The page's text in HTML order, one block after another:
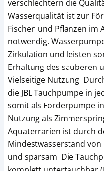
verschlechtern die
Wasserqualität ist zur
Fischen und Pflanzen im
notwendig.
Zirkulation und leisten
Erhaltung des sauberen
Vielseitige Nutzung
die JBL Tauchpumpe in
somit als Förderpumpe
Nutzung als
Aquaterrarien ist durch
Mindestwasserstand
und sparsam Die